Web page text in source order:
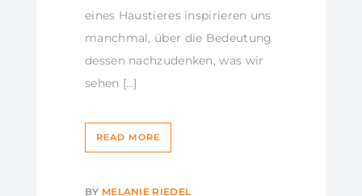
eines Haustieres inspirieren uns
manchmal, über die Bedeutung
dessen nachzudenken, was wir
sehen […]
READ MORE
BY MELANIE RIEDEL